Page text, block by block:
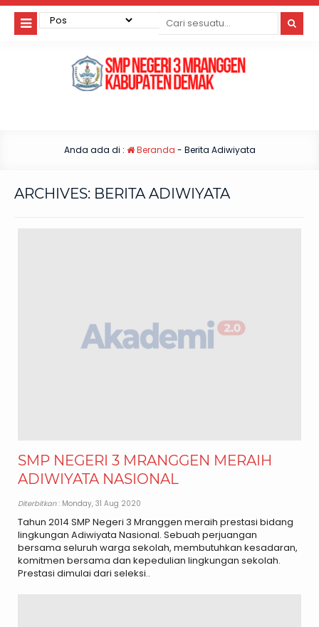
Anda ada di : Beranda - Berita Adiwiyata
ARCHIVES: BERITA ADIWIYATA
SMP NEGERI 3 MRANGGEN MERAIH
ADIWIYATA NASIONAL
Diterbitkan: Monday, 31 Aug 2020
Tahun 2014 SMP Negeri 3 Mranggen meraih prestasi bidang
lingkungan Adiwiyata Nasional. Sebuah perjuangan
bersama seluruh warga sekolah, membutuhkan kesadaran,
komitmen bersama dan kepedulian lingkungan sekolah.
Prestasi dimulai dari seleksi..